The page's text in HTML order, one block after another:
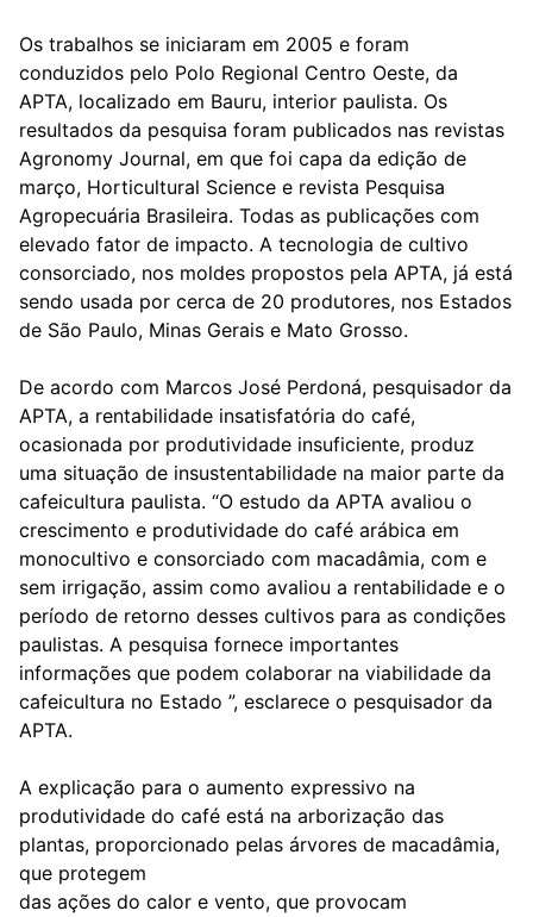
Os trabalhos se iniciaram em 2005 e foram
conduzidos pelo Polo Regional Centro Oeste, da
APTA, localizado em Bauru, interior paulista. Os
resultados da pesquisa foram publicados nas revistas
Agronomy Journal, em que foi capa da edição de
março, Horticultural Science e revista Pesquisa
Agropecuária Brasileira. Todas as publicações com
elevado fator de impacto. A tecnologia de cultivo
consorciado, nos moldes propostos pela APTA, já está
sendo usada por cerca de 20 produtores, nos Estados
de São Paulo, Minas Gerais e Mato Grosso.
De acordo com Marcos José Perdoná, pesquisador da
APTA, a rentabilidade insatisfatória do café,
ocasionada por produtividade insuficiente, produz
uma situação de insustentabilidade na maior parte da
cafeicultura paulista. “O estudo da APTA avaliou o
crescimento e produtividade do café arábica em
monocultivo e consorciado com macadâmia, com e
sem irrigação, assim como avaliou a rentabilidade e o
período de retorno desses cultivos para as condições
paulistas. A pesquisa fornece importantes
informações que podem colaborar na viabilidade da
cafeicultura no Estado ”, esclarece o pesquisador da
APTA.
A explicação para o aumento expressivo na
produtividade do café está na arborização das
plantas, proporcionado pelas árvores de macadâmia,
que protegem
das ações do calor e vento, que provocam